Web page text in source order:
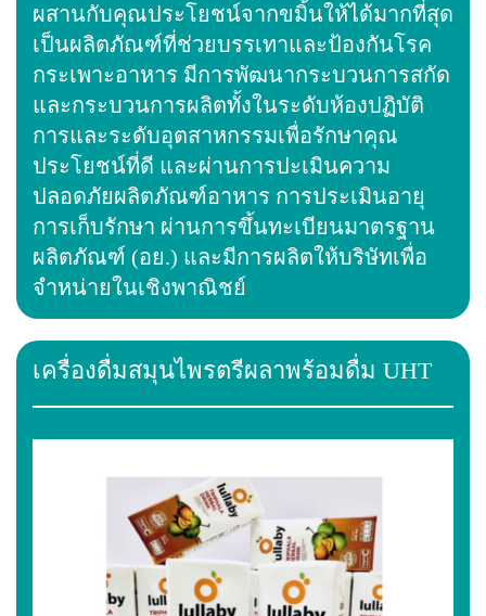
ผสานกับคุณประโยชน์จากขมิ้นให้ได้มากที่สุด
เป็นผลิตภัณฑ์ที่ช่วยบรรเทาและป้องกันโรค
กระเพาะอาหาร มีการพัฒนากระบวนการสกัด
และกระบวนการผลิตทั้งในระดับห้องปฏิบัติ
การและระดับอุตสาหกรรมเพื่อรักษาคุณ
ประโยชน์ที่ดี และผ่านการปะเมินความ
ปลอดภัยผลิตภัณฑ์อาหาร การประเมินอายุ
การเก็บรักษา ผ่านการขึ้นทะเบียนมาตรฐาน
ผลิตภัณฑ์ (อย.) และมีการผลิตให้บริษัทเพื่อ
จำหน่ายในเชิงพาณิชย์
เครื่องดื่มสมุนไพรตรีผลาพร้อมดื่ม UHT